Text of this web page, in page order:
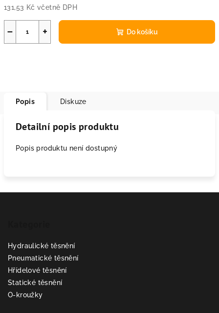
131,53 Kč včetně DPH
+
− Do košíku
Popis Diskuze
Detailní popis produktu
Popis produktu není dostupný
Hydraulické těsnění
Pneumatické těsnění
Hřídelové těsnění
Statické těsnění
O-kroužky